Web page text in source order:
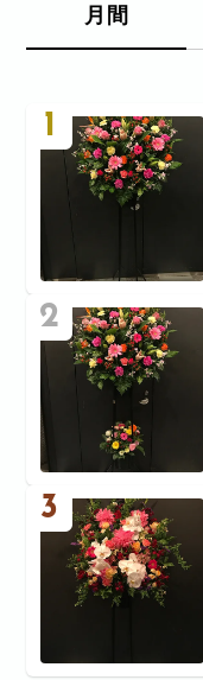
月間
1
2
3